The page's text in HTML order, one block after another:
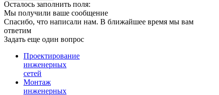
Осталось заполнить поля:
Мы получили ваше сообщение
Спасибо, что написали нам. В ближайшее время мы вам
ответим
Задать еще один вопрос
Проектирование
инженерных
сетей
Монтаж
инженерных